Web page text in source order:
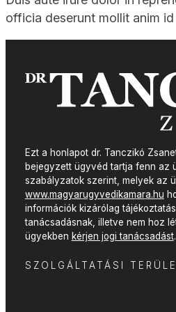
officia deserunt mollit anim
Ezt a honlapot dr. Tanczikó
bejegyzett ügyvéd tartja fenn az
szabályzatok szerint, melyek az
www.magyarugyvedikamara.hu
információk kizárólag
tanácsadásnak, illetve nem hoz
ügyekben kérjen jogi tanácsadást.
SZOLGÁLTATÁSI